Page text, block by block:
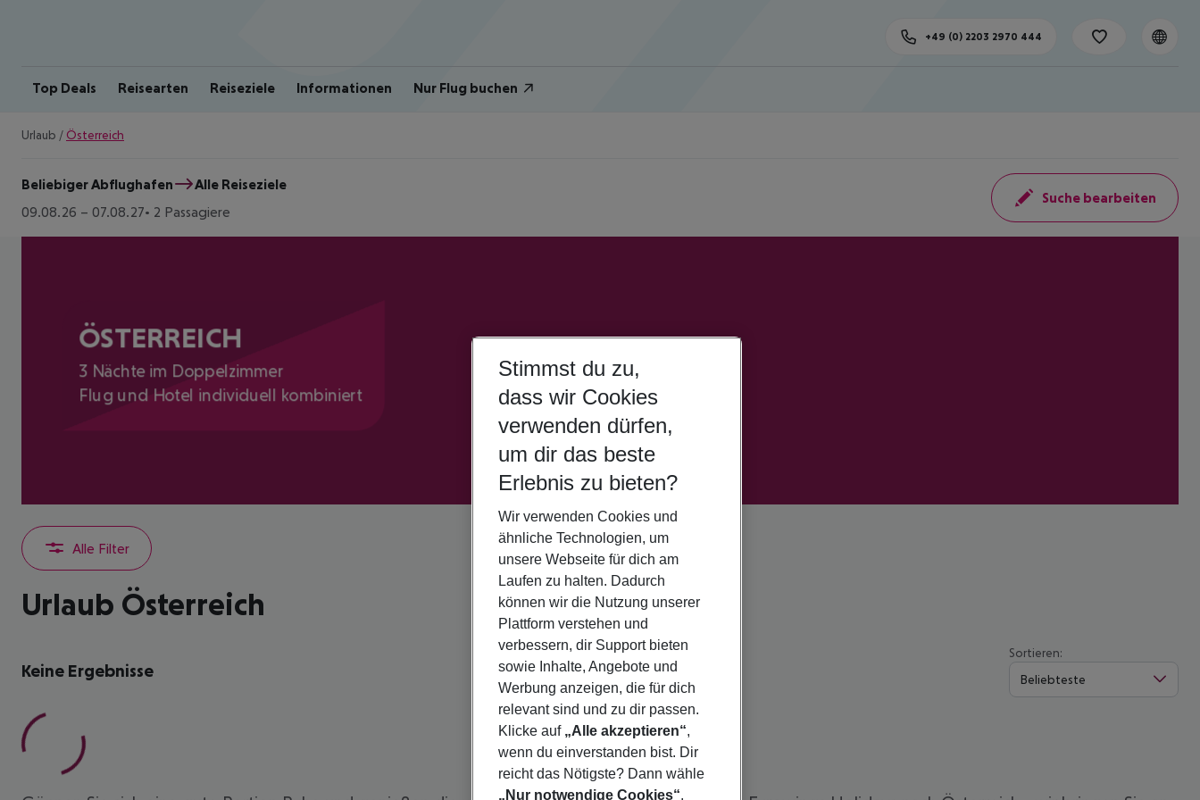
Top Deals Reisearten Reiseziele Informationen Nur Flug buchen
+49 (0) 2203 2970 444
Urlaub / Österreich
Beliebiger Abflughafen
Alle Reiseziele
09.08.26 – 07.08.27 2 Passagiere
Suche bearbeiten
ÖSTERREICH
3 Nächte im Doppelzimmer
Flug und Hotel individuell kombiniert
Alle Filter
Urlaub Österreich
Keine Ergebnisse
Sortieren:
Beliebteste
Stimmst du zu,
dass wir Cookies
verwenden dürfen,
um dir das beste
Erlebnis zu bieten?
Wir verwenden Cookies und
ähnliche Technologien, um
unsere Webseite für dich am
Laufen zu halten. Dadurch
können wir die Nutzung unserer
Plattform verstehen und
verbessern, dir Support bieten
sowie Inhalte, Angebote und
Werbung anzeigen, die für dich
relevant sind und zu dir passen.
Klicke auf „Alle akzeptieren“,
wenn du einverstanden bist. Dir
reicht das Nötigste? Dann wähle
„Nur notwendige Cookies“.